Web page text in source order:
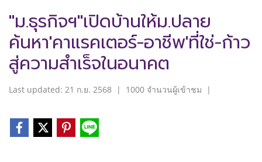
"ม.ธุรกิจฯ"เปิดบ้านให้ม.ปลาย
ค้นหา'คาแรคเตอร์-อาชีพ'ที่ใช่-ก้าว
สู่ความสำเร็จในอนาคต
Last updated: 21 ก.ย. 2568 | 1000 จำนวนผู้เข้าชม |